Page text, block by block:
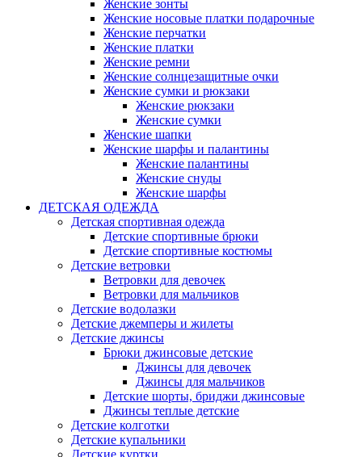
Женские зонты
Женские носовые платки подарочные
Женские перчатки
Женские платки
Женские ремни
Женские солнцезащитные очки
Женские сумки и рюкзаки
Женские рюкзаки
Женские сумки
Женские шапки
Женские шарфы и палантины
Женские палантины
Женские снуды
Женские шарфы
ДЕТСКАЯ ОДЕЖДА
Детская спортивная одежда
Детские спортивные брюки
Детские спортивные костюмы
Детские ветровки
Ветровки для девочек
Ветровки для мальчиков
Детские водолазки
Детские джемперы и жилеты
Детские джинсы
Брюки джинсовые детские
Джинсы для девочек
Джинсы для мальчиков
Детские шорты, бриджи джинсовые
Джинсы теплые детские
Детские колготки
Детские купальники
Детские куртки